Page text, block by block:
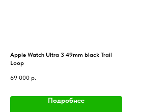
Apple Watch Ultra 3 49mm black Trail
Loop
69 000 р.
Подробнее